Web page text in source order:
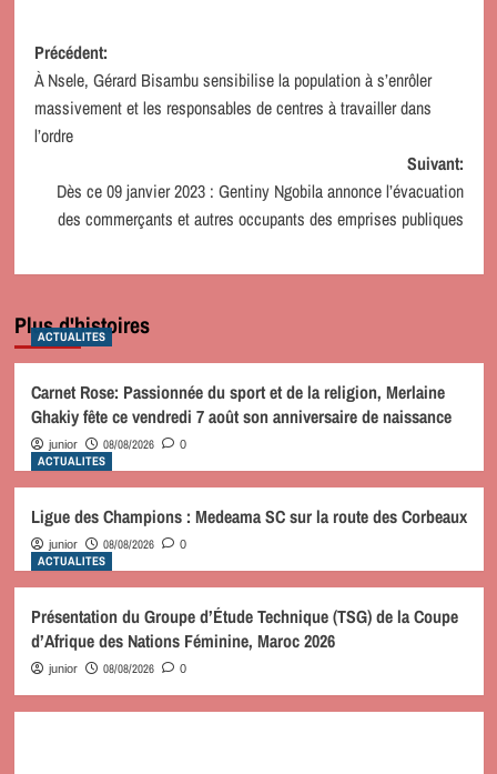
Navigation
d’article
Précédent:
À Nsele, Gérard Bisambu sensibilise la population à s’enrôler
massivement et les responsables de centres à travailler dans
l’ordre
Suivant:
Dès ce 09 janvier 2023 : Gentiny Ngobila annonce l’évacuation
des commerçants et autres occupants des emprises publiques
Plus d'histoires
ACTUALITES
Carnet Rose: Passionnée du sport et de la religion, Merlaine
Ghakiy fête ce vendredi 7 août son anniversaire de naissance
junior 08/08/2026 0
ACTUALITES
Ligue des Champions : Medeama SC sur la route des Corbeaux
junior 08/08/2026 0
ACTUALITES
Présentation du Groupe d’Étude Technique (TSG) de la Coupe
d’Afrique des Nations Féminine, Maroc 2026
junior 08/08/2026 0